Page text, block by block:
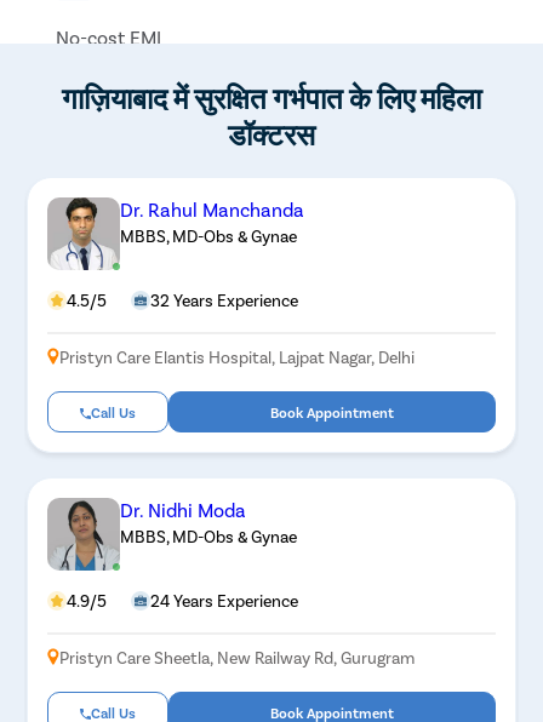
No-cost EMI
गाज़ियाबाद में सुरक्षित गर्भपात के लिए महिला
डॉक्टरस
Dr. Rahul Manchanda
MBBS, MD-Obs & Gynae
4.5/5 32 Years Experience
Pristyn Care Elantis Hospital, Lajpat Nagar, Delhi
Call Us Book Appointment
Dr. Nidhi Moda
MBBS, MD-Obs & Gynae
4.9/5 24 Years Experience
Pristyn Care Sheetla, New Railway Rd, Gurugram
Call Us Book Appointment